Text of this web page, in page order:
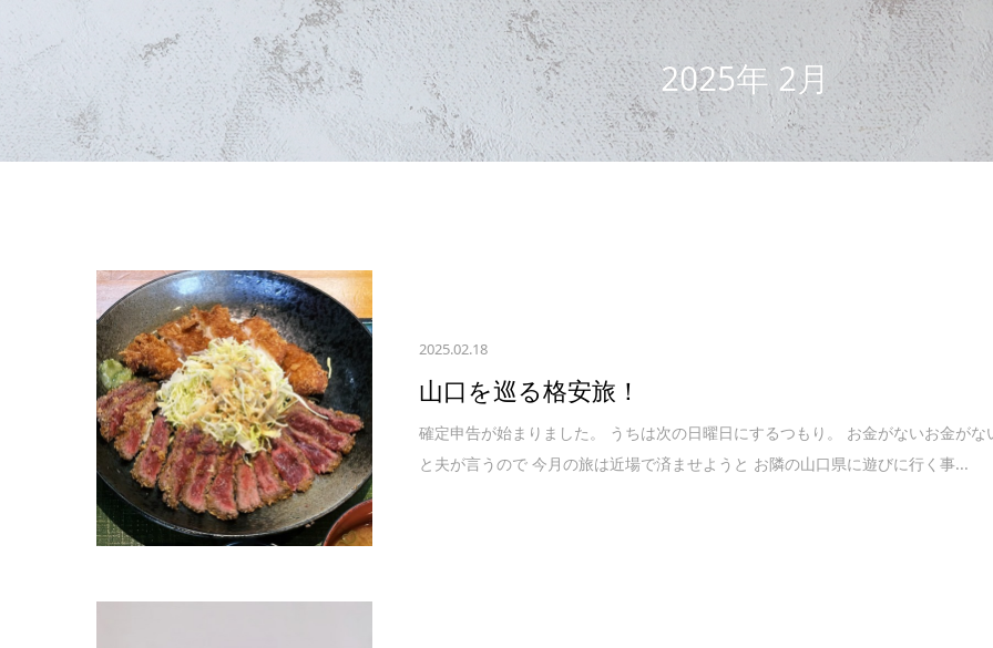
2025年 2月
2025.02.18
山口を巡る格安旅！
確定申告が始まりました。 うちは次の日曜日にするつもり。 お金がないお金がな
と夫が言うので 今月の旅は近場で済ませようと お隣の山口県に遊びに行く事...